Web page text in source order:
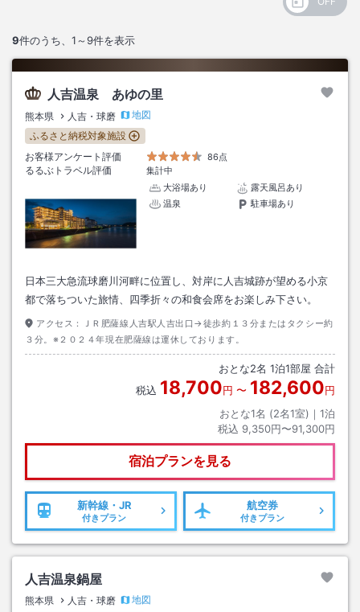
9件のうち、 1～9件を表示
人吉温泉 あゆの里
熊本県 人吉・球磨
地図
ふるさと納税対象施設
お客様アンケート評価
86点
るるぶトラベル評価
集計中
大浴場あり
露天風呂あり
温泉
駐車場あり
日本三大急流球磨川河畔に位置し、対岸に人吉城跡が望める小京
都で落ちついた旅情、四季折々の和食会席をお楽しみ下さい。
アクセス：
ＪＲ肥薩線人吉駅人吉出口→徒歩約１３分またはタクシー約
３分。※２０２４年現在肥薩線は運休しております。
おとな2名 1泊1部屋 合計
税込 18,700円 〜 182,600円
おとな1名 (2名1室)｜ 1泊
税込 9,350円〜91,300円
宿泊プランを見る
新幹線・JR
付きプラン
航空券
付きプラン
人吉温泉鍋屋
熊本県 人吉・球磨
地図